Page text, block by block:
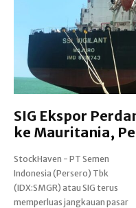
SIG Ekspor
ke Mauritania,
StockHaven - PT Semen
Indonesia (Persero) Tbk
(IDX:SMGR) atau SIG terus
memperluas jangkauan pasar
Indonesia International (SII), SIG
melakukan ekspor perdana
45.000 metrik ton (MT) klinker
ke Mauritania, Afrika Barat Laut,